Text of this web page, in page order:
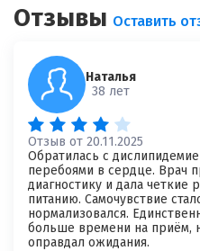
Отзывы Оставить
Наталья
38 лет
Отзыв от 20.11.2025
Обратилась с
перебоями в сердце. Врач
диагностику и дала
питанию. Самочувствие
нормализовался.
больше времени на приём,
оправдал ожидания.